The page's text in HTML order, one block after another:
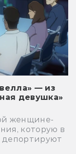
— из
девушка»
женщине-
которую в
депортируют